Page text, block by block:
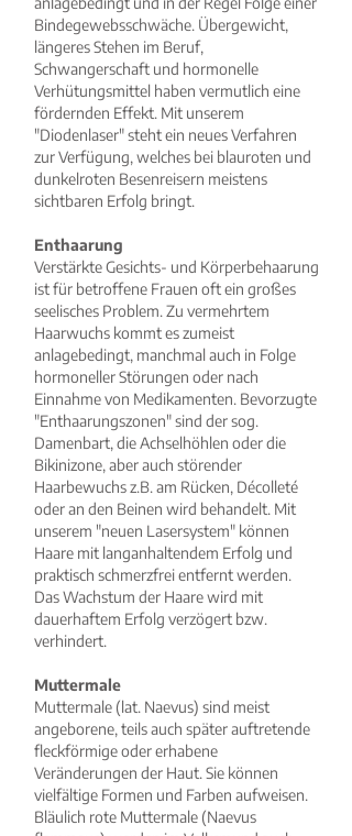
Bindegewebsschwäche. Übergewicht,
längeres Stehen im Beruf,
Schwangerschaft und hormonelle
Verhütungsmittel haben vermutlich eine
fördernden Effekt. Mit unserem
"Diodenlaser" steht ein neues Verfahren
zur Verfügung, welches bei blauroten und
dunkelroten Besenreisern meistens
sichtbaren Erfolg bringt.
Enthaarung
Verstärkte Gesichts- und Körperbehaarung
ist für betroffene Frauen oft ein großes
seelisches Problem. Zu vermehrtem
Haarwuchs kommt es zumeist
anlagebedingt, manchmal auch in Folge
hormoneller Störungen oder nach
Einnahme von Medikamenten. Bevorzugte
"Enthaarungszonen" sind der sog.
Damenbart, die Achselhöhlen oder die
Bikinizone, aber auch störender
Haarbewuchs z.B. am Rücken, Décolleté
oder an den Beinen wird behandelt. Mit
unserem "neuen Lasersystem" können
Haare mit langanhaltendem Erfolg und
praktisch schmerzfrei entfernt werden.
Das Wachstum der Haare wird mit
dauerhaftem Erfolg verzögert bzw.
verhindert.
Muttermale
Muttermale (lat. Naevus) sind meist
angeborene, teils auch später auftretende
fleckförmige oder erhabene
Veränderungen der Haut. Sie können
vielfältige Formen und Farben aufweisen.
Bläulich rote Muttermale (Naevus